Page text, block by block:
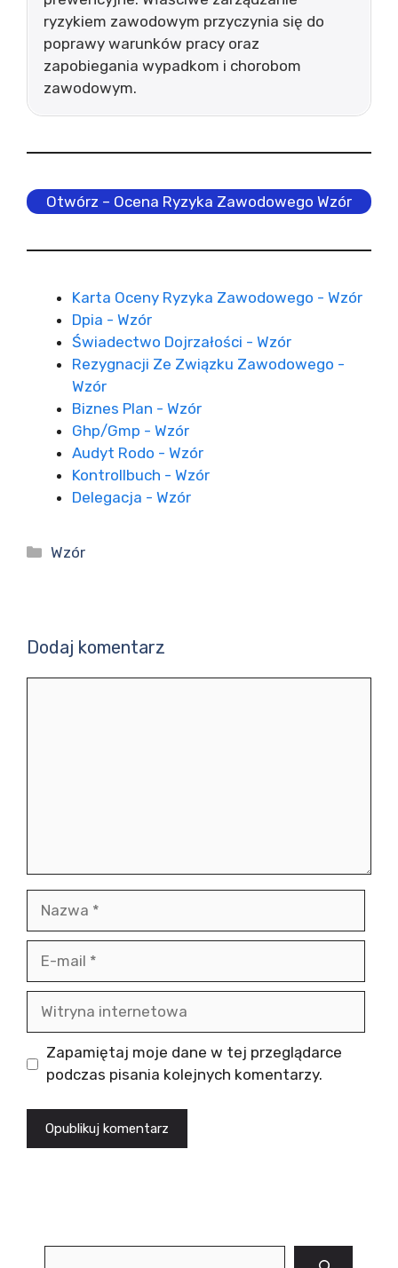
ryzykiem zawodowym przyczynia się do
poprawy warunków pracy oraz
zapobiegania wypadkom i chorobom
zawodowym.
Otwórz – Ocena Ryzyka Zawodowego Wzór
Karta Oceny Ryzyka Zawodowego - Wzór
Dpia - Wzór
Świadectwo Dojrzałości - Wzór
Rezygnacji Ze Związku Zawodowego -
Wzór
Biznes Plan - Wzór
Ghp/Gmp - Wzór
Audyt Rodo - Wzór
Kontrollbuch - Wzór
Delegacja - Wzór
Kategorie
Wzór
Dodaj komentarz
internetowa
Zapamiętaj moje dane w tej przeglądarce
podczas pisania kolejnych komentarzy.